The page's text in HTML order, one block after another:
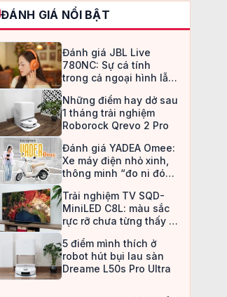
ĐÁNH GIÁ NỔI BẬT
Đánh giá JBL Live
780NC: Sự cá tính
trong cả ngoại hình lẫn
Những điểm hay dở sau
1 tháng trải nghiệm
Roborock Qrevo 2 Pro
Đánh giá YADEA Omee:
Xe máy điện nhỏ xinh,
thông minh “đo ni đóng
Trải nghiệm TV SQD-
MiniLED C8L: màu sắc
rực rỡ chưa từng thấy ở
5 điểm mình thích ở
robot hút bụi lau sàn
Dreame L50s Pro Ultra